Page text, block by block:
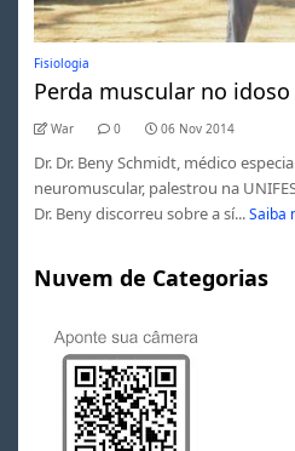
Fisiologia
Perda muscular no idoso
War 0 06 Nov 2014
Dr. Dr. Beny Schmidt, médico
neuromuscular, palestrou na
Dr. Beny discorreu sobre a sí... Saiba
Nuvem de Categorias